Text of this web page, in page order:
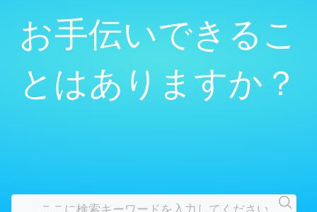
お手伝いできるこ
とはありますか？